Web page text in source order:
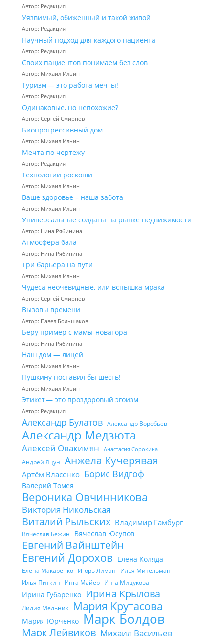
Автор: Редакция
Уязвимый, обиженный и такой живой
Автор: Редакция
Научный подход для каждого пациента
Автор: Редакция
Своих пациентов понимаем без слов
Автор: Михаил Ильин
Туризм — это работа мечты!
Автор: Редакция
Одинаковые, но непохожие?
Автор: Сергей Смирнов
Биопрогрессивный дом
Автор: Михаил Ильин
Мечта по чертежу
Автор: Редакция
Технологии роскоши
Автор: Михаил Ильин
Ваше здоровье – наша забота
Автор: Михаил Ильин
Универсальные солдаты на рынке недвижимости
Автор: Нина Рябинина
Атмосфера бала
Автор: Нина Рябинина
Три барьера на пути
Автор: Михаил Ильин
Чудеса неочевидные, или вспышка мрака
Автор: Сергей Смирнов
Вызовы времени
Автор: Павел Большаков
Беру пример с мамы-новатора
Автор: Нина Рябинина
Наш дом — лицей
Автор: Михаил Ильин
Пушкину поставил бы шесть!
Автор: Михаил Ильин
Этикет — это проздоровый эгоизм
Автор: Редакция
Александр Булатов Александр Воробьёв
Александр Медзюта
Алексей Овакимян Анастасия Сорокина
Андрей Яцун Анжела Кучерявая
Артём Власенко Борис Видгоф
Валерий Томея
Вероника Овчинникова
Виктория Никольская
Виталий Рыльских Владимир Гамбург
Вячеслав Бежин Вячеслав Юсупов
Евгений Вайнштейн
Евгений Дорохов Елена Коляда
Елена Макаренко Игорь Лиман
Илья Мительман
Илья Питкин
Инга Майер Инга Мицукова
Ирина Губаренко Ирина Крылова
Лилия Мельник Мария Крутасова
Мария Юрченко Марк Болдов
Марк Лейвиков Михаил Васильев